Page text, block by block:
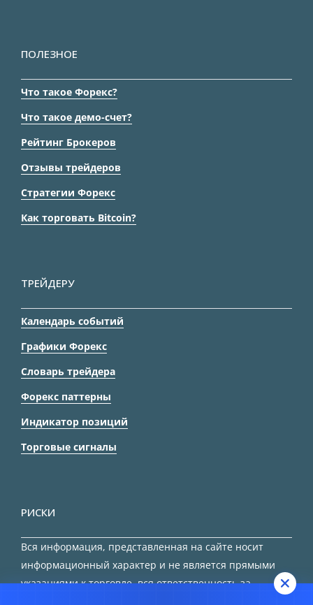
ПОЛЕЗНОЕ
Что такое Форекс?
Что такое демо-счет?
Рейтинг Брокеров
Отзывы трейдеров
Стратегии Форекс
Как торговать Bitcoin?
ТРЕЙДЕРУ
Календарь событий
Графики Форекс
Словарь трейдера
Форекс паттерны
Индикатор позиций
Торговые сигналы
РИСКИ
Вся информация, представленная на сайте носит
информационный характер и не является прямыми
указаниями к торговле, вся ответственность за